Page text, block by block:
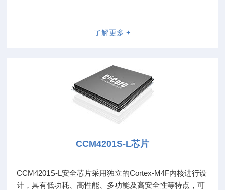
了解更多 +
CCM4201S-L芯片
CCM4201S-L安全芯片采用独立的Cortex-M4F内核进行设
计，具有低功耗、高性能、多功能及高安全性等特点，可